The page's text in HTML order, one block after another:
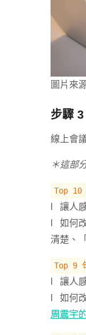
圖片來
步驟
線上會
＊這部
Top 10
l 讓人
l 如何
清楚、
Top 9
l 讓人
l 如何
周震宇